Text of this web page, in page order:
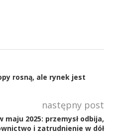
rosną, ale rynek jest
następny post
maju 2025: przemysł odbija,
i zatrudnienie w dół